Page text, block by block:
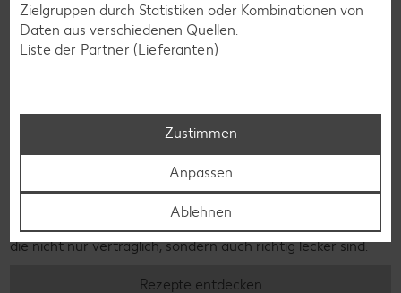
Glutenfreie Rezepte
Wer auf Gluten verzichtet, muss nicht automatisch auf
Vielfalt und Geschmack verzichten. Ob süß oder herzhaft –
mit unseren glutenfreien Rezepten zauberst du dir Gerichte,
die nicht nur verträglich, sondern auch richtig lecker sind.
Rezepte entdecken
Zielgruppen durch Statistiken oder Kombinationen von
Daten aus verschiedenen Quellen.
Liste der Partner (Lieferanten)
Zustimmen
Anpassen
Ablehnen